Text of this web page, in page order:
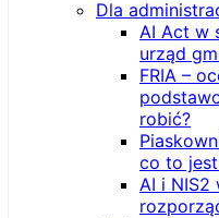
Dla
AI Act w
urząd
FRIA –
robić?
co to
AI i NIS2